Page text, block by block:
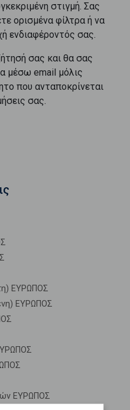
στιγμή. Σας
ορισμένα φίλτρα ή να
ενδιαφέροντός σας.
σας και θα σας
μέσω email μόλις
που ανταποκρίνεται
σας.
ΕΥΡΩΠΟΣ
ΕΥΡΩΠΟΣ
ΕΥΡΩΠΟΣ